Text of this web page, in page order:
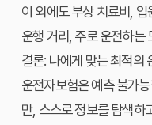
이 외에도 부상 치료비,
운행 거리, 주로 운전하는
결론: 나에게 맞는 최적의
운전자보험은 예측 불가
만, 스스로 정보를 탐색하